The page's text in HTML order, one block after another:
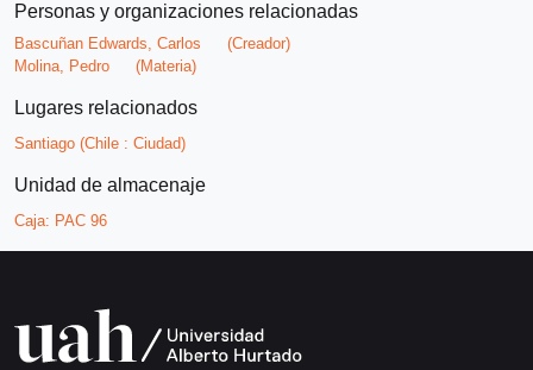
Personas y organizaciones relacionadas
Bascuñan Edwards, Carlos
(Creador)
Molina, Pedro
(Materia)
Lugares relacionados
Santiago (Chile : Ciudad)
Unidad de almacenaje
Caja: PAC 96